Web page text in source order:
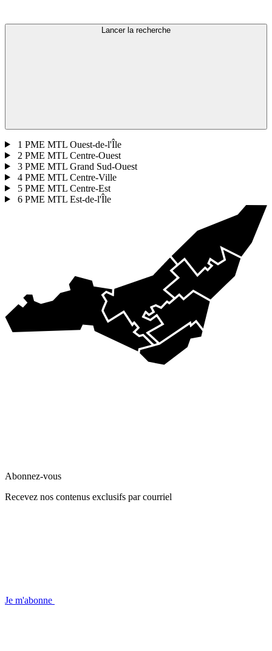
Lancer la recherche
1 PME MTL Ouest-de-l'Île
2 PME MTL Centre-Ouest
3 PME MTL Grand Sud-Ouest
4 PME MTL Centre-Ville
5 PME MTL Centre-Est
6 PME MTL Est-de-l'Île
Abonnez-vous
Recevez nos contenus exclusifs par courriel
Je m'abonne